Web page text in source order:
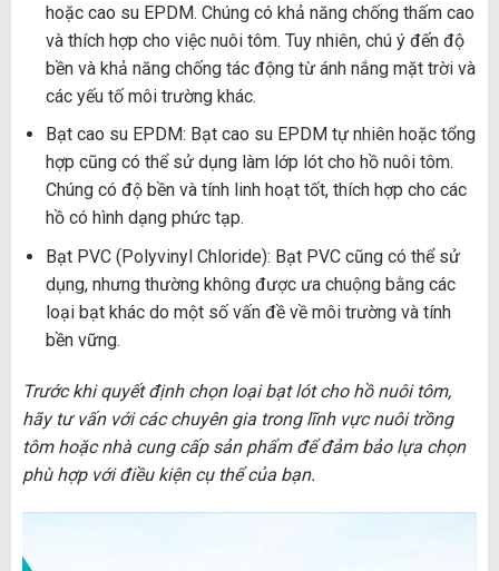
hoặc cao su EPDM. Chúng có khả năng chống thấm cao
và thích hợp cho việc nuôi tôm. Tuy nhiên, chú ý đến độ
bền và khả năng chống tác động từ ánh nắng mặt trời và
các yếu tố môi trường khác.
Bạt cao su EPDM: Bạt cao su EPDM tự nhiên hoặc tổng
hợp cũng có thể sử dụng làm lớp lót cho hồ nuôi tôm.
Chúng có độ bền và tính linh hoạt tốt, thích hợp cho các
hồ có hình dạng phức tạp.
Bạt PVC (Polyvinyl Chloride): Bạt PVC cũng có thể sử
dụng, nhưng thường không được ưa chuộng bằng các
loại bạt khác do một số vấn đề về môi trường và tính
bền vững.
Trước khi quyết định chọn loại bạt lót cho hồ nuôi tôm,
hãy tư vấn với các chuyên gia trong lĩnh vực nuôi trồng
tôm hoặc nhà cung cấp sản phẩm để đảm bảo lựa chọn
phù hợp với điều kiện cụ thể của bạn.